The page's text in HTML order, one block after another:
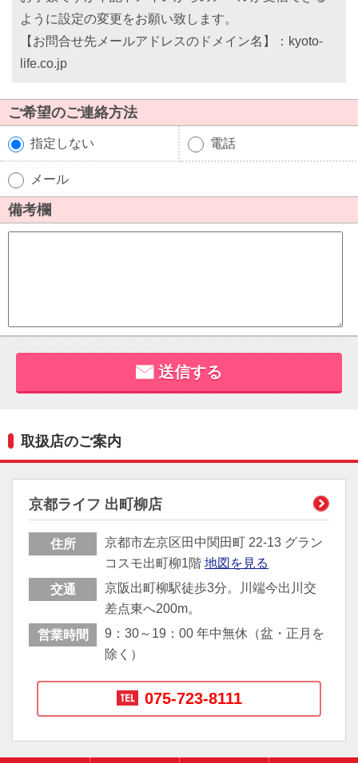
取扱店のご案内
京都ライフ 出町柳店
住所
京都市左京区田中関田町 22-13 グラン
コスモ出町柳1階地図を見る
交通
京阪出町柳駅徒歩3分。川端今出川交
差点東へ200m。
営業時間
9：30～19：00 年中無休（盆・正月を
除く）
075-723-8111